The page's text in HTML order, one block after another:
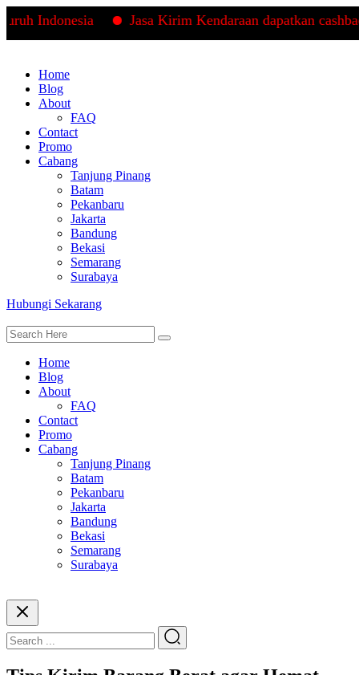
Indonesia Jasa Kirim Kendaraan dapatkan cashback
Home
Blog
About
FAQ
Contact
Promo
Cabang
Tanjung Pinang
Batam
Pekanbaru
Jakarta
Bandung
Bekasi
Semarang
Surabaya
Hubungi Sekarang
Home
Blog
About
FAQ
Contact
Promo
Cabang
Tanjung Pinang
Batam
Pekanbaru
Jakarta
Bandung
Bekasi
Semarang
Surabaya